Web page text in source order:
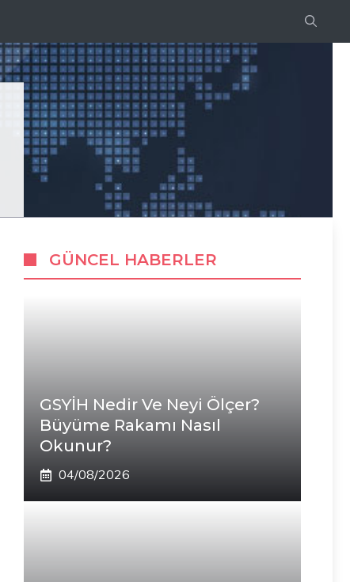
GÜNCEL HABERLER
GSYİH Nedir Ve Neyi Ölçer?
Büyüme Rakamı Nasıl
Okunur?
04/08/2026